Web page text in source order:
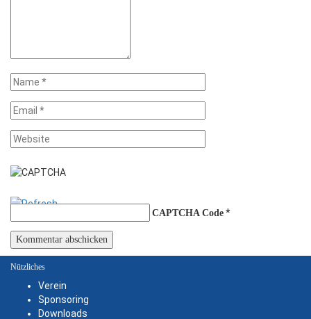
CAPTCHA Code *
Nützliches
Verein
Sponsoring
Downloads